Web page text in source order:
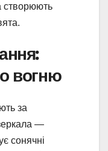
створюють
вогню
за
—
сонячні